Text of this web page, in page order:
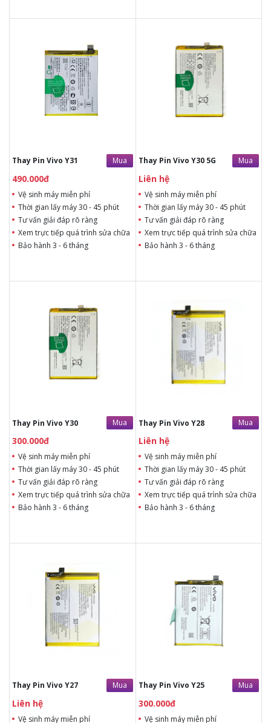
Thay Pin Vivo Y31 Mua
490.000đ
Vệ sinh máy miễn phí
Thời gian lấy máy 30 - 45 phút
Tư vấn giải đáp rõ ràng
Xem trực tiếp quá trình sửa chữa
Bảo hành 3 - 6 tháng
Vệ sinh máy miễn phí
Thời gian lấy máy 30 - 45
phút
Tư vấn giải đáp rõ ràng
Xem trực tiếp quá trình
thay/ép mặt kính
Tùy ý lựa chọn mặt
Thay Pin Vivo Y30 5G Mua
Liên hệ
Vệ sinh máy miễn phí
Thời gian lấy máy 30 - 45 phút
Tư vấn giải đáp rõ ràng
Xem trực tiếp quá trình sửa chữa
Bảo hành 3 - 6 tháng
Liên hệ
Vệ sinh máy miễn phí
Thời gian lấy máy 30 - 45
phút
Tư vấn giải đáp rõ ràng
Xem trực tiếp quá trình
thay/ép mặt kính
Tùy ý lựa chọn mặt
Thay Pin Vivo Y30 Mua
300.000đ
Vệ sinh máy miễn phí
Thời gian lấy máy 30 - 45 phút
Tư vấn giải đáp rõ ràng
Xem trực tiếp quá trình sửa chữa
Bảo hành 3 - 6 tháng
300.000đ Liên hệ
Vệ sinh máy miễn phí
Thời gian lấy máy 30 - 45
phút
Tư vấn giải đáp rõ ràng
Xem trực tiếp quá trình
thay/ép mặt kính
Tùy ý lựa chọn mặt
Thay Pin Vivo Y28 Mua
Liên hệ
Vệ sinh máy miễn phí
Thời gian lấy máy 30 - 45 phút
Tư vấn giải đáp rõ ràng
Xem trực tiếp quá trình sửa chữa
Bảo hành 3 - 6 tháng
Liên hệ
Vệ sinh máy miễn phí
Thời gian lấy máy 30 - 45
Tư vấn giải đáp rõ ràng
Xem trực tiếp quá trình
thay/ép mặt kính
Tùy ý lựa chọn mặt
kính thay
Thay Pin Vivo Y27 Mua
Liên hệ
Vệ sinh máy miễn phí
Liên hệ
Vệ sinh máy miễn phí
Thời gian lấy máy 30 - 45
Tư vấn giải đáp rõ ràng
Xem trực tiếp quá trình
thay/ép mặt kính
Tùy ý lựa chọn mặt
kính thay
Thay Pin Vivo Y25 Mua
300.000đ
Vệ sinh máy miễn phí
Vệ sinh máy miễn phí
Thời gian lấy máy 30 - 45
Tư vấn giải đáp rõ ràng
Xem trực tiếp quá trình
thay/ép mặt kính
Tùy ý lựa chọn mặt
kính thay